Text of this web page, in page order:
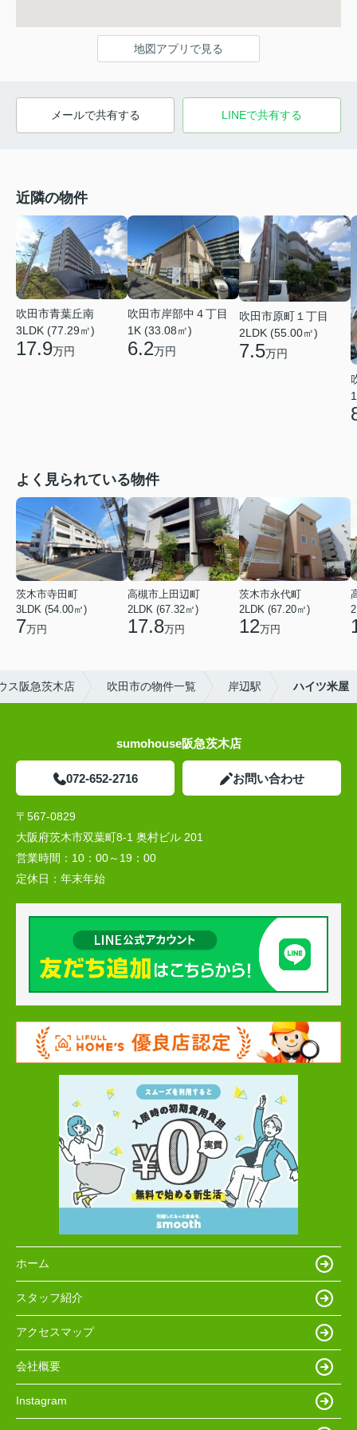
地図アプリで見る
メールで共有する LINEで共有する
近隣の物件
吹田市青葉丘南
3LDK (77.29㎡)
17.9万円
吹田市岸部中４丁目
1K (33.08㎡)
6.2万円
吹田市原町１丁目
2LDK (55.00㎡)
7.5万円
よく見られている物件
茨木市寺田町
3LDK (54.00㎡)
7万円
高槻市上田辺町
2LDK (67.32㎡)
17.8万円
茨木市永代町
2LDK (67.20㎡)
12万円
ス阪急茨木店 吹田市の物件一覧 岸辺駅 ハイツ米屋
sumohouse阪急茨木店
072-652-2716 お問い合わせ
〒567-0829
大阪府茨木市双葉町8-1 奥村ビル 201
営業時間： 10：00～19：00
定休日： 年末年始
ホーム
スタッフ紹介
アクセスマップ
会社概要
Instagram